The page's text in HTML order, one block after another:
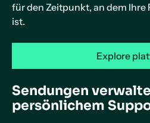
für den Zeitpunkt, an dem
ist.
Explore
Sendungen
persönlichem